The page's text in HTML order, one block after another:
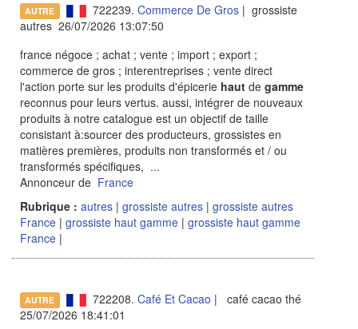
AUTRE 722239. Commerce De Gros| grossiste
autres 26/07/2026 13:07:50
france négoce ; achat ; vente ; import ; export ;
commerce de gros ; interentreprises ; vente direct
l'action porte sur les produits d'épicerie haut de gamme
reconnus pour leurs vertus. aussi, intégrer de nouveaux
produits à notre catalogue est un objectif de taille
consistant à:sourcer des producteurs, grossistes en
matières premières, produits non transformés et / ou
transformés spécifiques, ...
Annonceur de France
Rubrique : autres | grossiste autres | grossiste autres
France | grossiste haut gamme | grossiste haut gamme
France |
AUTRE 722208. Café Et Cacao | café cacao thé
25/07/2026 18:41:01